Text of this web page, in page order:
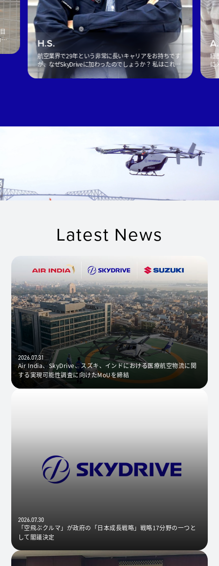
H.S.
航空業界で29年という非常に長いキャリアをお持ちです
が、なぜSkyDriveに加わったのでしょうか？ 私はこれま
で30年近く、航空エンジニアとして空の安全を支えてき
ました。現在は機体システムエンジニアとしてSkyDriv
経
に
の
っ
Latest News
2026.07.31
Air India、SkyDrive、スズキ、インドにおける医療航空物流に関
する実現可能性調査に向けたMoUを締結
2026.07.30
「空飛ぶクルマ」が政府の「日本成長戦略」戦略17分野の一つと
して閣議決定